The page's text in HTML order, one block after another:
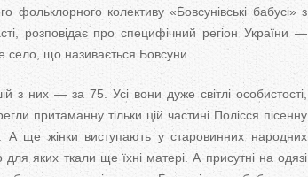
фольклорного колективу «Бовсунівські бабусі» з
розповідає про специфічний регіон України —
село, що називається Бовсуни.
них — за 75. Усі вони дуже світлі особистості,
притаманну тільки цій частині Полісся пісенну
А ще жінки виступають у старовинних народних
яких ткали ще їхні матері. А присутні на одязі